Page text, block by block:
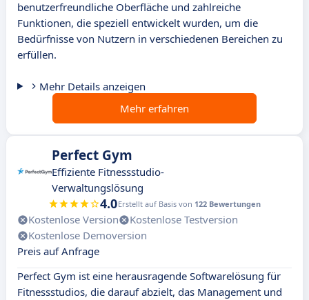
benutzerfreundliche Oberfläche und zahlreiche
Funktionen, die speziell entwickelt wurden, um die
Bedürfnisse von Nutzern in verschiedenen Bereichen zu
erfüllen.
Mehr Details anzeigen
Mehr erfahren
Perfect Gym
Effiziente Fitnessstudio-
Verwaltungslösung
4.0Erstellt auf Basis von 122 Bewertungen
Kostenlose Version
Kostenlose Testversion
Kostenlose Demoversion
Preis auf Anfrage
Perfect Gym ist eine herausragende Softwarelösung für
Fitnessstudios, die darauf abzielt, das Management und